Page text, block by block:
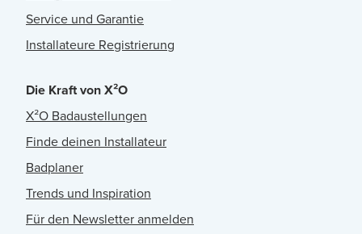
Service und Garantie
Installateure Registrierung
Die Kraft von X²O
X²O Badaustellungen
Finde deinen Installateur
Badplaner
Trends und Inspiration
Für den Newsletter anmelden